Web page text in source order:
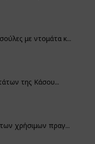
με ντομάτα κ...
της Κάσου...
χρήσιμων πραγ...